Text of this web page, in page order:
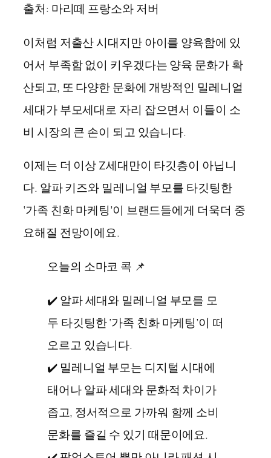
출처: 마리떼 프랑소와 저버
이처럼 저출산 시대지만 아이를 양육함에 있
어서 부족함 없이 키우겠다는 양육 문화가 확
산되고, 또 다양한 문화에 개방적인 밀레니얼
세대가 부모세대로 자리 잡으면서 이들이 소
비 시장의 큰 손이 되고 있습니다.
이제는 더 이상 Z세대만이 타깃층이 아닙니
다. 알파 키즈와 밀레니얼 부모를 타깃팅한
‘가족 친화 마케팅’이 브랜드들에게 더욱더 중
요해질 전망이에요.
오늘의 소마코 콕 📌
✔️ 알파 세대와 밀레니얼 부모를 모
두 타깃팅한 ‘가족 친화 마케팅’이 떠
오르고 있습니다.
✔️ 밀레니얼 부모는 디지털 시대에
태어나 알파 세대와 문화적 차이가
좁고, 정서적으로 가까워 함께 소비
문화를 즐길 수 있기 때문이에요.